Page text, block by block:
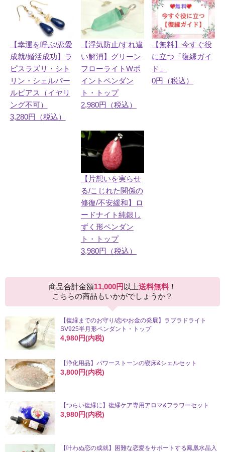
【幸運を呼ぶ/恋愛
成就/婚活成功】ラ
ピスラズリ・シト
リン・シェルパー
ルピアス（イヤリ
ング不可）
3,280円（税込）
【浮気防止/すれ違
い解消】グリーン
フローライトWポ
イントペンダン
ト・トップ
2,980円（税込）
【無料】今すぐ役
に立つ「復縁ガイ
ド」
0円（税込）
【片想いを実らせ
る/こじれた関係の
修復/不安緩和】ロ
ードナイト純銀し
ずく形ペンダン
ト・トップ
3,980円（税込）
商品合計金額11,000円 以上送料無料 ！
こちらの商品もいかがでしょうか？
【復縁までのお守り/恋やお金の発展】ラブラドライト
SV925半月形ペンダント・トップ
4,980円(内税)
【浄化用品】パワーストーンの寝床&シェルセット
3,800円(内税)
【つらい復縁に】復縁ケア専用アロマ&フラワーセット
3,980円(内税)
【叶わぬ恋の成就】困難な恋愛をサポートする鳳凰水晶入